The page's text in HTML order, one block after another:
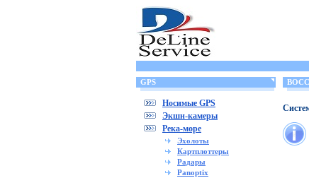
GPS
Носимые GPS
Экшн-камеры
Река-море
Эхолоты
Картплоттеры
Радары
Panoptix